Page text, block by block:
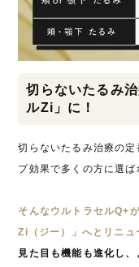
切らないたるみ
ルZi」に！
切らないたるみ治療の
プ効果で多くの方に選ば
そんなウルトラセルQ+
Zi（ジー）」へとリニュ
見た目も機能も進化し